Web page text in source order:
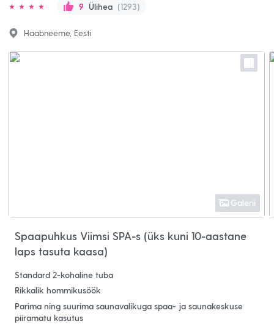
9 Ülihea (1293)
Haabneeme, Eesti
Galerii
Spaapuhkus Viimsi SPA-s (üks kuni 10-aastane
laps tasuta kaasa)
Standard 2-kohaline tuba
Rikkalik hommikusöök
Parima ning suurima saunavalikuga spaa- ja saunakeskuse
piiramatu kasutus